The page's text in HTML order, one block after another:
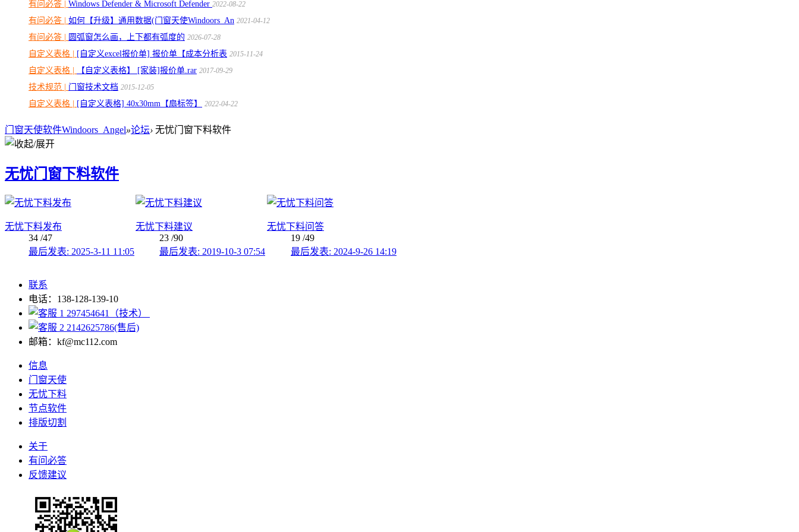
有问必答 | Windows Defender & Microsoft Defender 2022-08-22
有问必答 | 如何【升级】通用数据(门窗天使Windoors_An 2021-04-12
有问必答 | 圆弧窗怎么画，上下都有弧度的 2026-07-28
自定义表格 | [自定义excel报价单] 报价单【成本分析表 2015-11-24
自定义表格 | 【自定义表格】 [家装]报价单.rar 2017-09-29
技术规范 | 门窗技术文档 2015-12-05
自定义表格 | [自定义表格] 40x30mm【扇标签】 2022-04-22
门窗天使软件Windoors_Angel»论坛› 无忧门窗下料软件
无忧门窗下料软件
无忧下料发布
34 /47
最后发表: 2025-3-11 11:05
无忧下料建议
23 /90
最后发表: 2019-10-3 07:54
无忧下料问答
19 /49
最后发表: 2024-9-26 14:19
联系
电话：138-128-139-10
297454641（技术）
2142625786(售后)
邮箱：kf@mc112.com
信息
门窗天使
无忧下料
节点软件
排版切割
关于
有问必答
反馈建议